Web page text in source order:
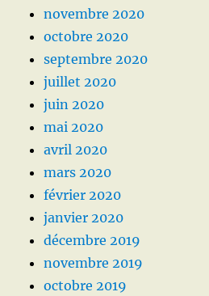
novembre 2020
octobre 2020
septembre 2020
juillet 2020
juin 2020
mai 2020
avril 2020
mars 2020
février 2020
janvier 2020
décembre 2019
novembre 2019
octobre 2019